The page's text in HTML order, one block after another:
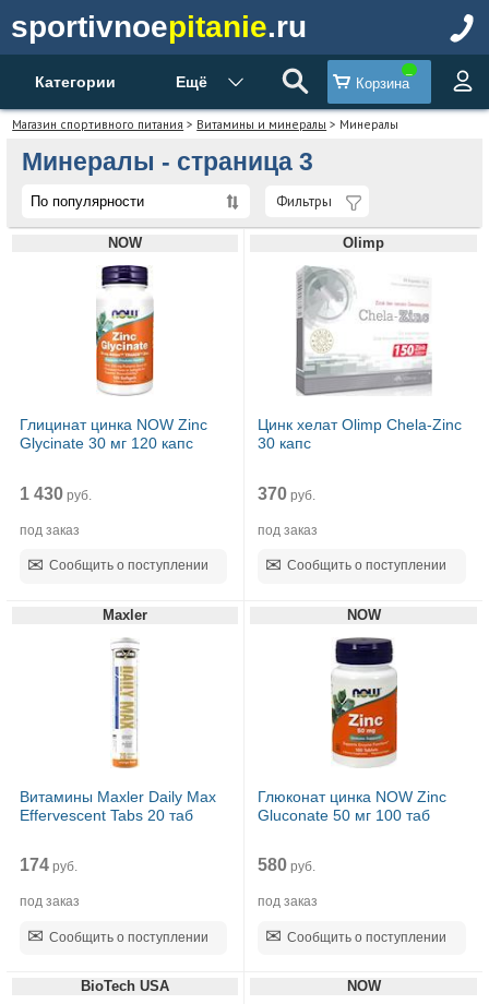
sportivnoepitanie.ru
Категории Ещё Корзина
Магазин спортивного питания > Витамины и минералы > Минералы
Минералы - страница 3
Фильтры
NOW
Глицинат цинка NOW Zinc
Glycinate 30 мг 120 капс
1 430руб.
под заказ
Сообщить о поступлении
Olimp
Цинк хелат Olimp Chela-Zinc
30 капс
370 руб.
под заказ
Сообщить о поступлении
Maxler
Витамины Maxler Daily Max
Effervescent Tabs 20 таб
174руб.
под заказ
Сообщить о поступлении
NOW
Глюконат цинка NOW Zinc
Gluconate 50 мг 100 таб
580 руб.
под заказ
Сообщить о поступлении
BioTech USA NOW